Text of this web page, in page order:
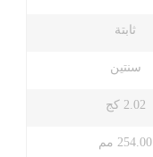
ثابتة
سنتين
2.02 كج
254.00 مم